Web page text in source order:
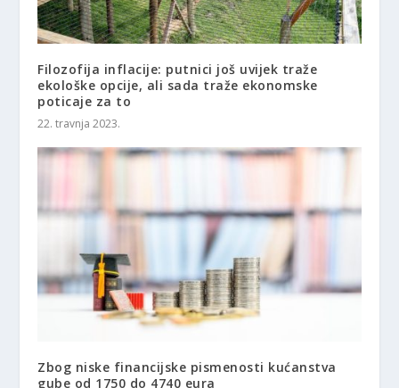
Filozofija inflacije: putnici još uvijek traže
ekološke opcije, ali sada traže ekonomske
poticaje za to
22. travnja 2023.
Zbog niske financijske pismenosti kućanstva
gube od 1750 do 4740 eura